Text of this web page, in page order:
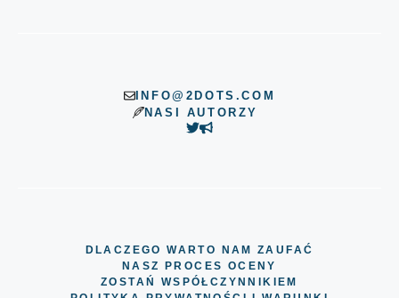
INFO@2DOTS.COM
NASI AUTORZY
DLACZEGO WARTO NAM ZAUFAĆ
NASZ PROCES OCENY
ZOSTAŃ WSPÓŁCZYNNIKIEM